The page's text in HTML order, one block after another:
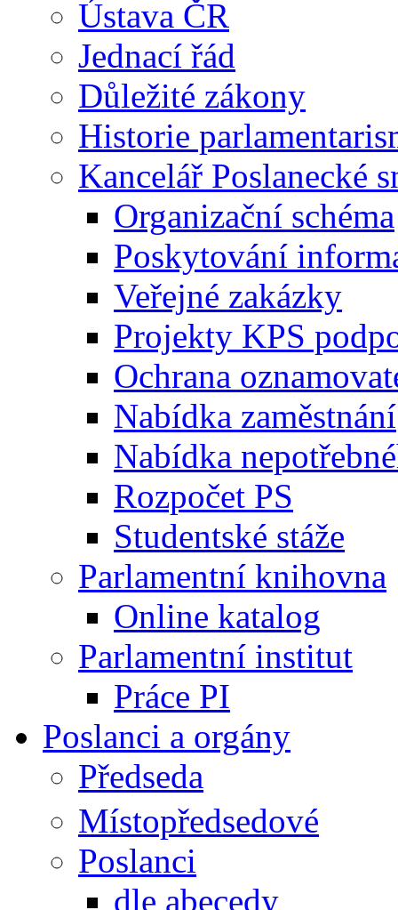
Ústava ČR
Jednací řád
Důležité zákony
Historie
Kancelář Poslanecké
Organizační schéma
Poskytování
Veřejné zakázky
Projekty KPS
Ochrana
Nabídka zaměstnání
Nabídka
Rozpočet PS
Studentské stáže
Parlamentní knihovna
Online katalog
Parlamentní institut
Práce PI
Poslanci a orgány
Předseda
Místopředsedové
Poslanci
dle abecedy